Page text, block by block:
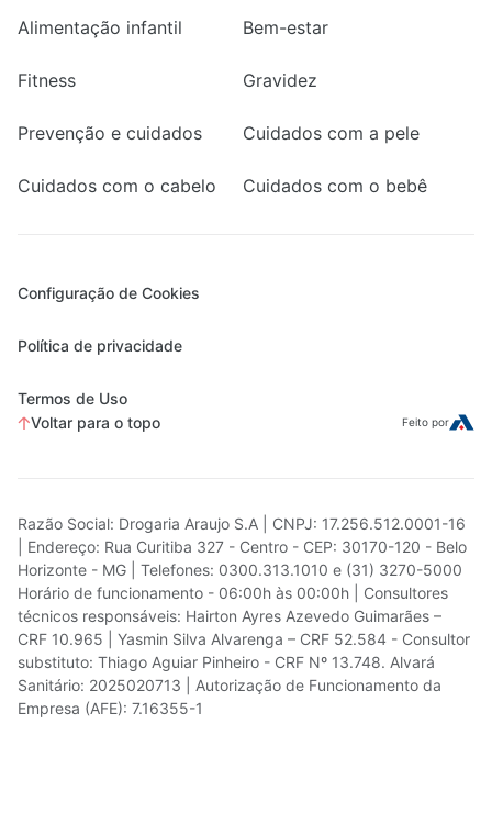
Alimentação infantil Bem-estar
Fitness Gravidez
Prevenção e cuidados Cuidados com a pele
Cuidados com o cabelo Cuidados com o bebê
Configuração de Cookies
Política de privacidade
Termos de Uso
Voltar para o topo
Feito por
Razão Social: Drogaria Araujo S.A | CNPJ: 17.256.512.0001-16
| Endereço: Rua Curitiba 327 - Centro - CEP: 30170-120 - Belo
Horizonte - MG | Telefones: 0300.313.1010 e (31) 3270-5000
Horário de funcionamento - 06:00h às 00:00h | Consultores
técnicos responsáveis: Hairton Ayres Azevedo Guimarães –
CRF 10.965 | Yasmin Silva Alvarenga – CRF 52.584 - Consultor
substituto: Thiago Aguiar Pinheiro - CRF Nº 13.748. Alvará
Sanitário: 2025020713 | Autorização de Funcionamento da
Empresa (AFE): 7.16355-1